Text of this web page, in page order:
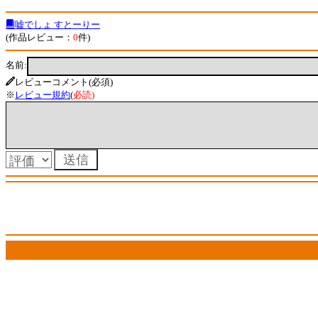
嘘でしょ すとーりー
(作品レビュー： 0件)
名前:
レビューコメント(必須)
※ レビュー規約(必読)